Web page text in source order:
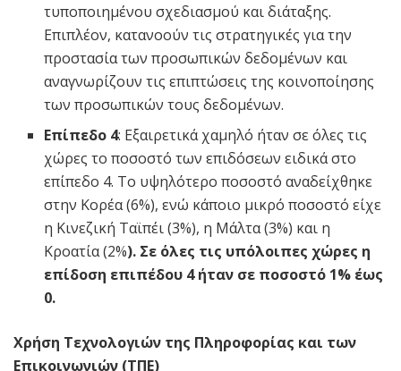
τυποποιημένου σχεδιασμού και διάταξης.
Επιπλέον, κατανοούν τις στρατηγικές για την
προστασία των προσωπικών δεδομένων και
αναγνωρίζουν τις επιπτώσεις της κοινοποίησης
των προσωπικών τους δεδομένων.
Επίπεδο 4: Εξαιρετικά χαμηλό ήταν σε όλες τις
χώρες το ποσοστό των επιδόσεων ειδικά στο
επίπεδο 4. Το υψηλότερο ποσοστό αναδείχθηκε
στην Κορέα (6%), ενώ κάποιο μικρό ποσοστό είχε
η Κινεζική Ταϊπέι (3%), η Μάλτα (3%) και η
Κροατία (2%). Σε όλες τις υπόλοιπες χώρες η
επίδοση επιπέδου 4 ήταν σε ποσοστό 1% έως
0.
Χρήση Τεχνολογιών της Πληροφορίας και των
Επικοινωνιών (ΤΠΕ)